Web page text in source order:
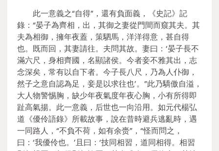
此一意義之“自得”，還有負面義，《史記》記
錄：“晏子為齊相，出，其御之妻從門間而窺其夫。其
夫為相御，擁年夜蓋，策駟馬，洋洋得意，甚自得
也。既而回，其妻請往。夫問其故。妻曰：‘晏子長不
滿六尺，身相齊國，名顯諸侯。今者妾不雅其出，志
念深矣，常有以自下者。今子長八尺，乃為人仆御，
然子之意自認為足，妾是以求往也’。”此乃驕傲自溢，
大人物警惕胸，缺少年夜氣度年夜心胸，小有所得即
趾高氣揚。此一意義，后世也一向沿用。如元代楊弘
道《優伶語錄》所載故事，說在昔時避兵逃亂時，遇
一同路人，“不負不荷，如有余赍”，“怪而問之，
曰：‘我優伶也。’且曰：‘技同相習，道同相得。相習